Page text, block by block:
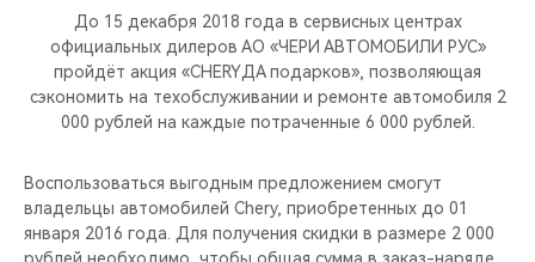
КРОССОВЕРЫ
СЕДАНЫ
НОВИНКИ
КРЕДИТ И СТРАХОВАНИЕ
ЗАПЧАСТИ И АКСЕССУАРЫ
ПОДДЕРЖКА
О БРЕНДЕ
CHERY В СОЦСЕТЯХ
БЛАГОТВОРИТЕЛЬНОСТЬ
КРЕДИТ
МЫ В СОЦСЕТЯХ
До 15 декабря 2018 года в сервисных центрах
официальных дилеров АО «ЧЕРИ АВТОМОБИЛИ РУС»
пройдёт акция «CHERYДА подарков», позволяющая
сэкономить на техобслуживании и ремонте автомобиля 2
000 рублей на каждые потраченные 6 000 рублей.
Воспользоваться выгодным предложением смогут
владельцы автомобилей Chery, приобретенных до 01
января 2016 года. Для получения скидки в размере 2 000